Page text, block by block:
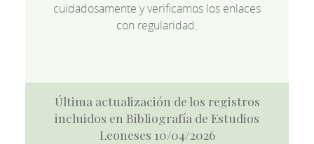
cuidadosamente y verificamos los enlaces
con regularidad.
Última actualización de los registros
incluidos en Bibliografía de Estudios
Leoneses 10/04/2026